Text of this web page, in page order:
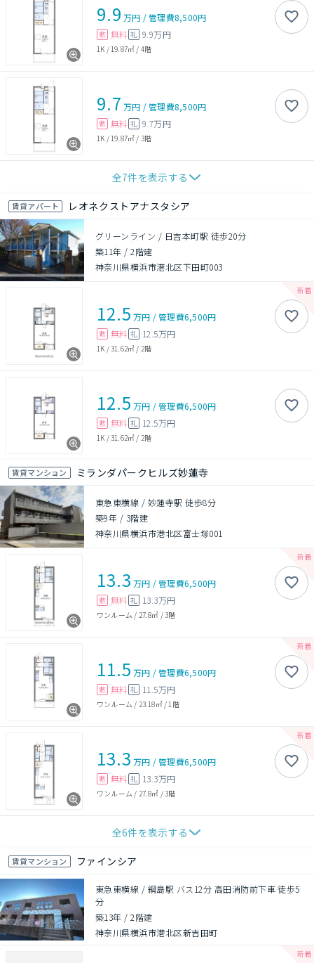
9.9 万円 /管理費8,500円
敷 無料 礼 9.9万円
1K / 19.87㎡ / 4階
9.7 万円 /管理費8,500円
敷 無料 礼 9.7万円
1K / 19.87㎡ / 3階
全7件を表示する
賃貸アパート レオネクストアナスタシア
グリーンライン / 日吉本町駅 徒歩20分
築11年 /2階建
神奈川県横浜市港北区下田町003
12.5 万円 /管理費6,500円
敷 無料 礼 12.5万円
1K /31.62㎡ / 2階
12.5 万円 /管理費6,500円
敷 無料 礼 12.5万円
1K /31.62㎡ / 2階
賃貸マンション ミランダパークヒルズ妙蓮寺
東急東横線 / 妙蓮寺駅 徒歩8分
築9年 / 3階建
神奈川県横浜市港北区富士塚001
13.3 万円 /管理費6,500円
敷 無料 礼 13.3万円
ワンルーム / 27.8㎡ /3階
11.5 万円 /管理費6,500円
敷 無料 礼 11.5万円
ワンルーム / 23.18㎡/ 1階
13.3 万円 /管理費6,500円
敷 無料 礼 13.3万円
ワンルーム / 27.8㎡ /3階
全6件を表示する
賃貸マンション ファインシア
東急東横線 / 綱島駅 バス12分 高田消防前下車 徒歩5
分
築13年 /2階建
神奈川県横浜市港北区新吉田町